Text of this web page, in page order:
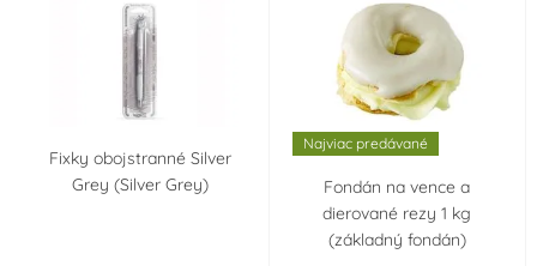
Fixky obojstranné Silver
Grey (Silver Grey)
Najviac predávané
Fondán na vence a
dierované rezy 1 kg
(základný fondán)